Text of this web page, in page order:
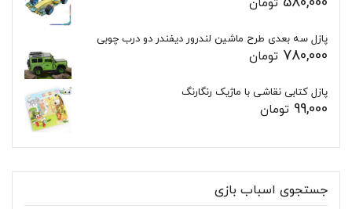
تومان
پازل سه بعدی طرح ماشین لندرور دیفندر دو درب چوبی
780,000 تومان
پازل کتابی نقاشی با ماژیک رنگارنگ
99,000 تومان
جستجوی اسباب بازی